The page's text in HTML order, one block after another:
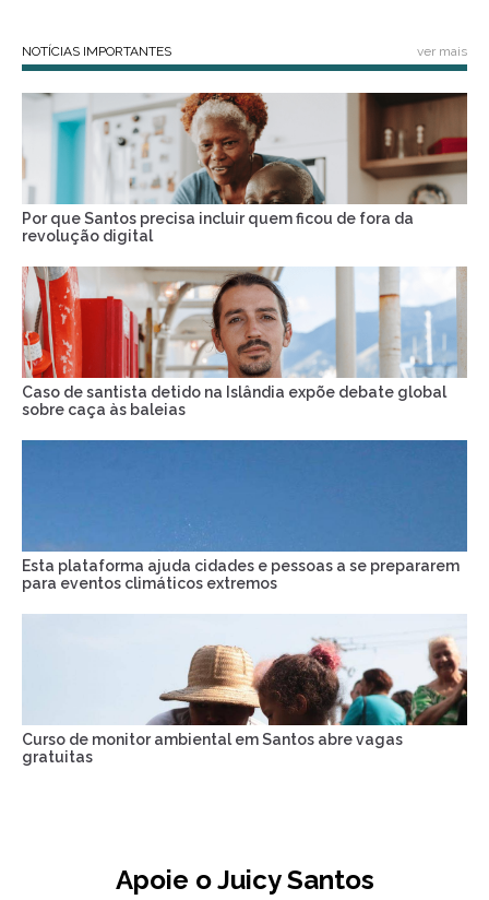
NOTÍCIAS IMPORTANTES ver mais
Por que Santos precisa incluir quem ficou de fora da
revolução digital
Caso de santista detido na Islândia expõe debate global
sobre caça às baleias
Esta plataforma ajuda cidades e pessoas a se prepararem
para eventos climáticos extremos
Curso de monitor ambiental em Santos abre vagas
gratuitas
Apoie o Juicy Santos